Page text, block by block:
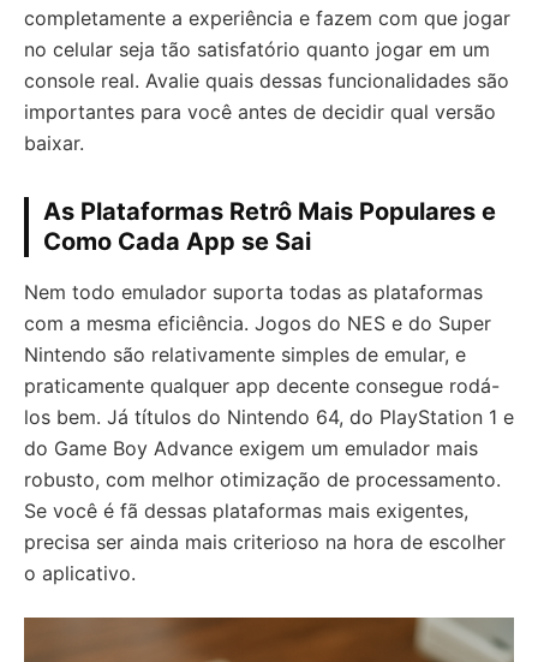
completamente a experiência e fazem com que jogar
no celular seja tão satisfatório quanto jogar em um
console real. Avalie quais dessas funcionalidades são
importantes para você antes de decidir qual versão
baixar.
As Plataformas Retrô Mais Populares e
Como Cada App se Sai
Nem todo emulador suporta todas as plataformas
com a mesma eficiência. Jogos do NES e do Super
Nintendo são relativamente simples de emular, e
praticamente qualquer app decente consegue rodá-
los bem. Já títulos do Nintendo 64, do PlayStation 1 e
do Game Boy Advance exigem um emulador mais
robusto, com melhor otimização de processamento.
Se você é fã dessas plataformas mais exigentes,
precisa ser ainda mais criterioso na hora de escolher
o aplicativo.